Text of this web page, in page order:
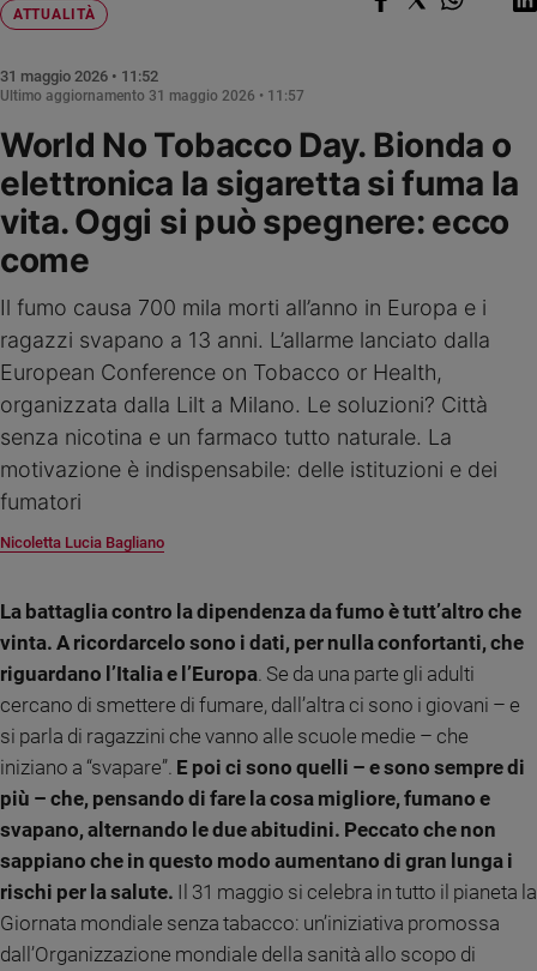
Fede
spiritualità
Santi
Devozione
e
fede
del
giorno
Santo
giorno
Società
valori
Ambiente
Creato
Volontariato
valore
Caso
della
settimana
Migranti
Diversità
ATTUALITÀ
World No Tobacco Day. Bionda o
elettronica la sigaretta si fuma la
vita. Oggi si può spegnere: ecco
come
Il fumo causa 700 mila morti all’anno in Europa e i
ragazzi svapano a 13 anni. L’allarme lanciato dalla
European Conference on Tobacco or Health,
organizzata dalla Lilt a Milano. Le soluzioni? Città
senza nicotina e un farmaco tutto naturale. La
motivazione è indispensabile: delle istituzioni e dei
fumatori
Nicoletta Lucia Bagliano
31 maggio 2026 • 11:52
Ultimo aggiornamento 31 maggio 2026 • 11:57
La battaglia contro la dipendenza da fumo è tutt’altro che
vinta. A ricordarcelo sono i dati, per nulla confortanti, che
riguardano l’Italia e l’Europa . Se da una parte gli adulti
cercano di smettere di fumare, dall’altra ci sono i giovani – e
si parla di ragazzini che vanno alle scuole medie – che
iniziano a “svapare”. E poi ci sono quelli – e sono sempre di
più – che, pensando di fare la cosa migliore, fumano e
svapano, alternando le due abitudini. Peccato che non
sappiano che in questo modo aumentano di gran lunga i
rischi per la salute. Il 31 maggio si celebra in tutto il pianeta la
Giornata mondiale senza tabacco: un’iniziativa promossa
dall’Organizzazione mondiale della sanità allo scopo di